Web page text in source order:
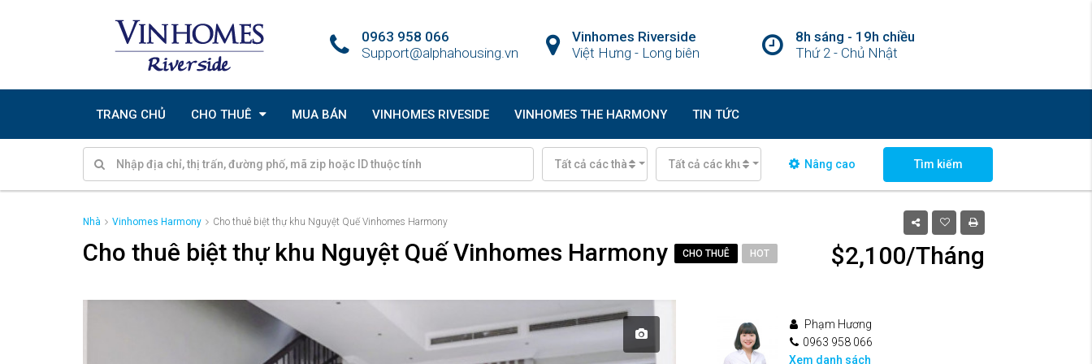
8h sáng - 19h chiều
Thứ 2 - Chủ Nhật
Vinhomes Riverside
Việt Hưng - Long biên
0963 958 066
Support@alphahousing.vn
TRANG CHỦ CHO THUÊ MUA BÁN VINHOMES RIVESIDE VINHOMES THE HARMONY TIN TỨC
Tất cả các thành phố Tất cả các khu vực Nâng cao Tìm kiếm
Nhà Vinhomes Harmony Cho thuê biệt thự khu Nguyệt Quế Vinhomes Harmony
Cho thuê biệt thự khu Nguyệt Quế Vinhomes Harmony CHO THUÊ HOT $2,100/Tháng
Phạm Hương
0963 958 066
Xem danh sách